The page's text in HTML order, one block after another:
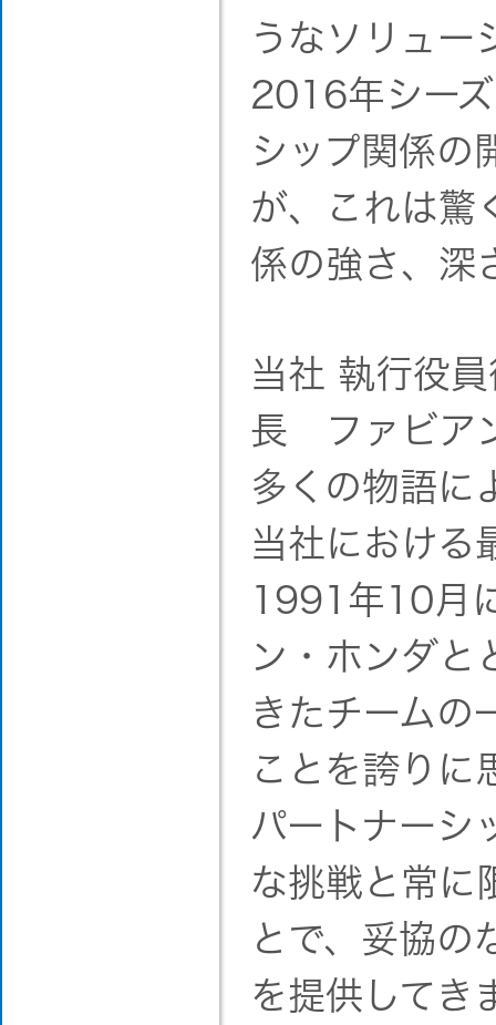
うなソリュー
2016年シー
シップ関係の
が、これは驚
係の強さ、深
当社 執行役
長 ファビア
多くの物語に
当社における
1991年10月
ン・ホンダと
きたチームの
ことを誇りに
パートナーシ
な挑戦と常に
とで、妥協の
を提供してき